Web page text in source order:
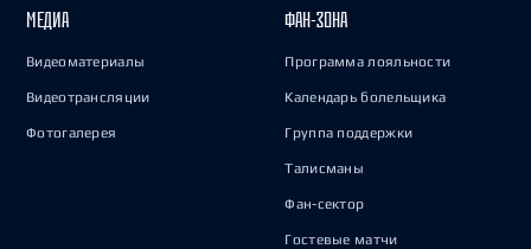
МЕДИА
Видеоматериалы
Видеотрансляции
Фотогалерея
ФАН-ЗОНА
Программа лояльности
Календарь болельщика
Группа поддержки
Талисманы
Фан-сектор
Гостевые матчи